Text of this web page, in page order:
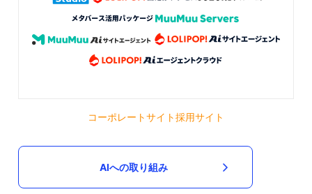
コーポレートサイト採用サイト
AIへの取り組み